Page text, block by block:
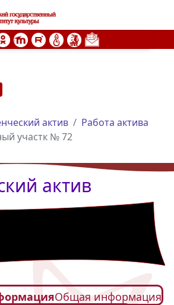
актив
Работа актива
участк № 72
актив
Общая информация